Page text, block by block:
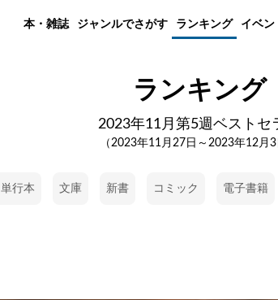
本・雑誌 ジャンルでさがす ランキング イベン
ランキング
2023年11月第5週ベストセ
（2023年11月27日～2023年12月3
単行本 文庫 新書 コミック 電子書籍